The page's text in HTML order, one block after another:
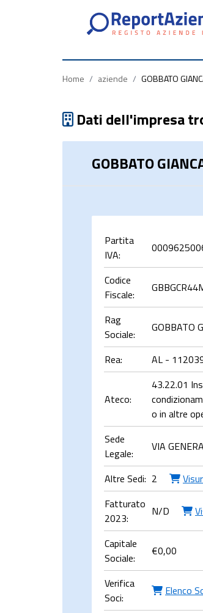
Home / aziende / GOBBATO
Dati dell'impresa
GOBBATO
Partita
IVA:
Codice
Fiscale:
Rag
Sociale:
GOBBATO
Rea: AL -
Ateco:
43.22.01
o in altre
Sede
Legale:
VIA
Altre Sedi: 2
Fatturato
2023:
N/D
Capitale
Sociale:
€0,00
Verifica
Soci:
Elenco